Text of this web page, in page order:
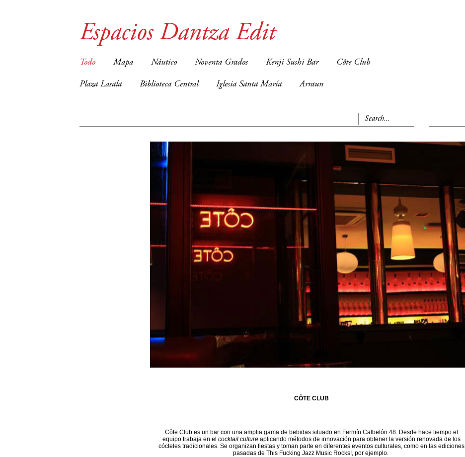
Espacios Dantza Edit
Todo Mapa Náutico Noventa Grados Kenji Sushi Bar Côte Club
Plaza Lasala Biblioteca Central Iglesia Santa María Arraun
CÔTE CLUB
Côte Club es un bar con una amplia gama de bebidas situado en Fermín Calbetón 48. Desde hace tiempo el
equipo trabaja en el cocktail culture aplicando métodos de innovación para obtener la versión renovada de los
cócteles tradicionales. Se organizan fiestas y toman parte en diferentes eventos culturales, como en las ediciones
pasadas de This Fucking Jazz Music Rocks!, por ejemplo.